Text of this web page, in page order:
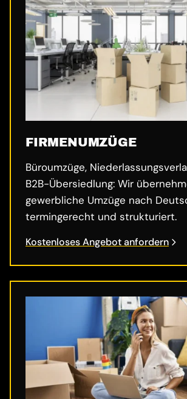
FIRMENUMZÜGE
Büroumzüge,
B2B-Übersiedlung: Wir
gewerbliche Umzüge nach
termingerecht und strukturiert.
Kostenloses Angebot anfordern